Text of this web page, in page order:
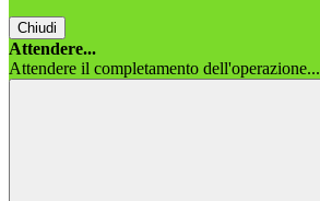
Chiudi
Attendere...
Attendere il completamento dell'operazione...